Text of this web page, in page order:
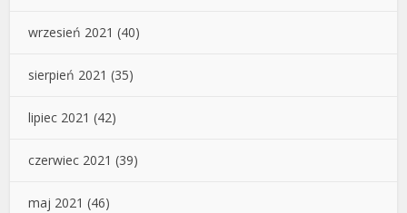
wrzesień 2021 (40)
sierpień 2021 (35)
lipiec 2021 (42)
czerwiec 2021 (39)
maj 2021 (46)